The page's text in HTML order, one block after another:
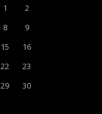
1
2
8
9
15
16
22
23
29
30